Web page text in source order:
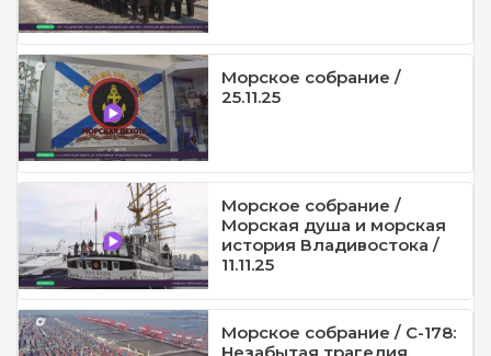
Морское собрание /
25.11.25
Морское собрание /
Морская душа и морская
история Владивостока /
11.11.25
Морское собрание / С-178: